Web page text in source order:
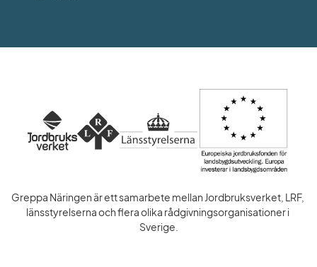
Greppa Näringen är ett samarbete mellan Jordbruksverket, LRF,
länsstyrelserna och flera olika rådgivningsorganisationer i
Sverige.